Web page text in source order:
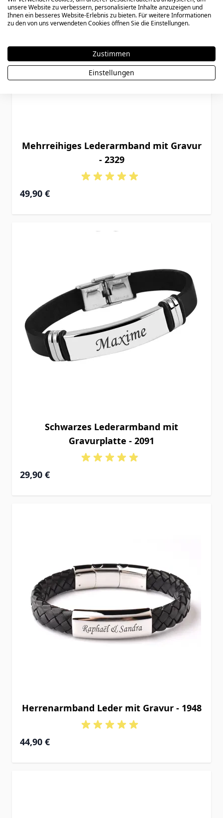
Mehrreihiges Lederarmband mit Gravur
- 2329
49,90 €
Schwarzes Lederarmband mit
Gravurplatte - 2091
29,90 €
Herrenarmband Leder mit Gravur - 1948
44,90 €
unsere Website zu verbessern, personalisierte Inhalte anzuzeigen und
Ihnen ein besseres Website-Erlebnis zu bieten. Für weitere Informationen
zu den von uns verwendeten Cookies öffnen Sie die Einstellungen.
Zustimmen
Einstellungen